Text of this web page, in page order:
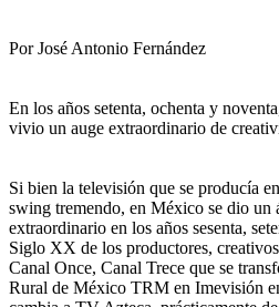
Por José Antonio Fernández
En los años setenta, ochenta y
vivio un auge extraordinario de
Si bien la televisión que se producía
swing tremendo, en México se dio un
extraordinario en los años sesenta,
Siglo XX de los productores,
Canal Once, Canal Trece que se
Rural de México TRM en Imevisión